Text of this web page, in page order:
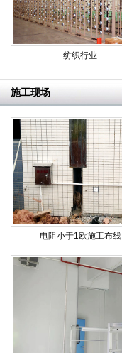
纺织行业
施工现场
电阻小于1欧施工布线